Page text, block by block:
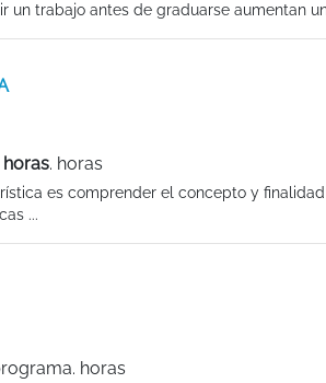
un trabajo antes de graduarse aumentan
horas. horas
es comprender el concepto y
...
horas